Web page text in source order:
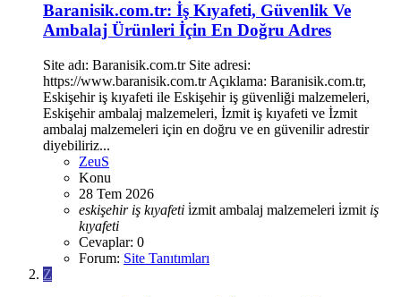
Baranisik.com.tr: İş Kıyafeti, Güvenlik Ve
Ambalaj Ürünleri İçin En Doğru Adres
Site adı: Baranisik.com.tr Site adresi:
https://www.baranisik.com.tr Açıklama: Baranisik.com.tr,
Eskişehir iş kıyafeti ile Eskişehir iş güvenliği malzemeleri,
Eskişehir ambalaj malzemeleri, İzmit iş kıyafeti ve İzmit
ambalaj malzemeleri için en doğru ve en güvenilir adrestir
diyebiliriz...
ZeuS
Konu
28 Tem 2026
eskişehir iş kıyafeti i̇zmit ambalaj malzemeleri i̇zmit iş
kıyafeti
Cevaplar: 0
Forum: Site Tanıtımları
Z